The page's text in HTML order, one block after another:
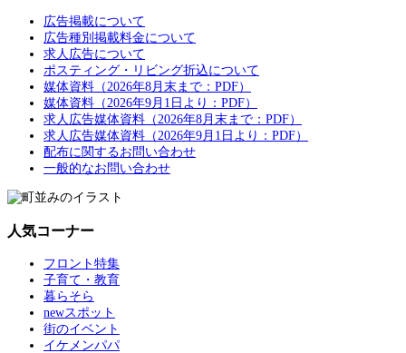
広告掲載について
広告種別掲載料金について
求人広告について
ポスティング・リビング折込について
媒体資料（2026年8月末まで：PDF）
媒体資料（2026年9月1日より：PDF）
求人広告媒体資料（2026年8月末まで：PDF）
求人広告媒体資料（2026年9月1日より：PDF）
配布に関するお問い合わせ
一般的なお問い合わせ
人気コーナー
フロント特集
子育て・教育
暮らそら
newスポット
街のイベント
イケメンパパ